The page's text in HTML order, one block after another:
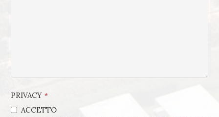
PRIVACY *
ACCETTO